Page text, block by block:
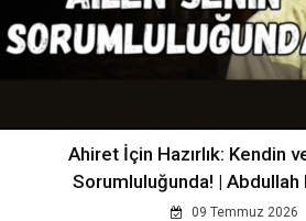
Ahiret İçin Hazırlık: Kendin
Sorumluluğunda! |
09 Temmuz 2026